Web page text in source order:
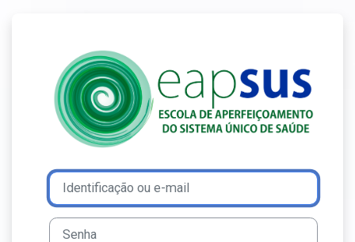
Avançar para criar nova conta
Identificação ou e-mail
Senha